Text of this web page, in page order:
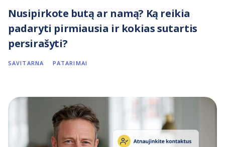
Nusipirkote butą ar namą? Ką reikia
padaryti pirmiausia ir kokias sutartis
persirašyti?
SAVITARNA PATARIMAI